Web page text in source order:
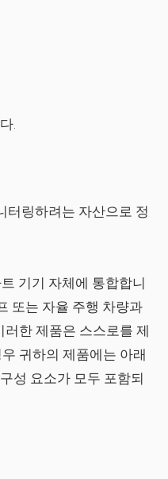
.
터링하려는 자산으로 정
기기 자체에 통합합니
또는 자율 주행 차량과
한 제품은 스스로를 제
귀하의 제품에는 아래
성 요소가 모두 포함되